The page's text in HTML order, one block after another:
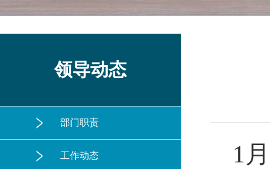
领导动态
部门职责
工作动态
1